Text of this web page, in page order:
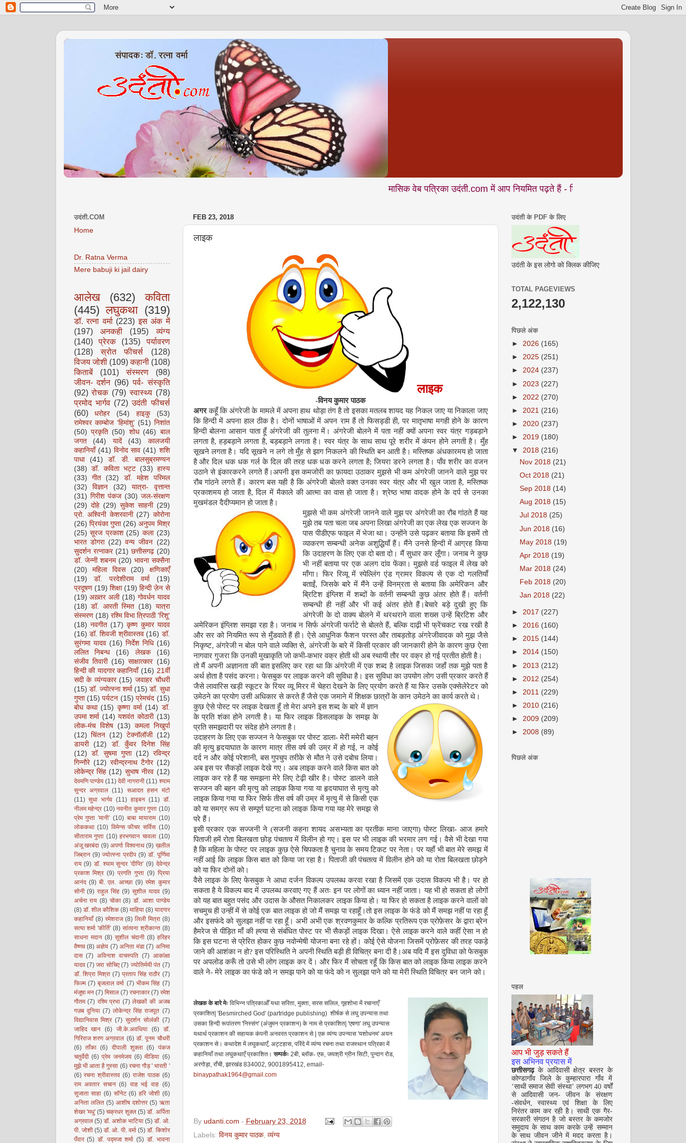
मासिक वेब पत्रिका उदंती.com में आप नियमित पढ़ते हैं - शिक्षा • समाज • कला- संस्कृति • पर्यावरण
FEB 23, 2018
लाइक
लाइक
-विनय कुमार पाठक
अगरकहूँ कि अंगरेजी के मामले में अपना हाथ थोड़ा तंग है तो इसका मतलब शायद यह निकल जाए या निकाला जाए
कि हिन्दी में अपना हाल ठीक है। दोनों भाषाओं में अपन राम हैं तो फिसड्डी ही, पर मातृभाषा मगही होने के कारण
हिन्दी बोलना आसान पाता हूँ अंगरेजी की तुलना में। अंगरेजी बोलने में पता नहीं क्यों अपना स्वर यंत्र गड़बड़ाने
लगता है,हड़बड़ाने लगता है,बड़बड़ाने लगता है। स्वर यंत्र के साथ साथ पूरे शरीर में कंपन होने लगती है। मुँह
सूखने लगता है। यदि सूखने न लगे तो मुँह से झाग निकलने की स्थिति बन आती है। मस्तिष्क अंधकारमय हो जाता
है और दिल धक धक गर्ल के दिल की तरह धक धक करने लगता है;जियरा डरने लगता है। पाँव शरीर का वजन
उठाने से इंकारकरने लगते हैं।अपनी इस कमजोरी का फ़ायदा उठाकर मुझसे भी कम अंगरेजी जानने वाले मुझ पर
रौब गांठने लगते हैं। कारण बस यही है कि अंगरेजी बोलते वक्त उनका स्वर यंत्र और भी खुल जाता है,मस्तिष्क
प्रकाशमय हो जाता है,दिल में मैकाले की आत्मा का वास हो जाता है। श्रेष्ठ भाषा वादक होने के दर्प से उनका
मुखमंडल दैदीप्यमान हो जाता है।
मुझसे भी कम अंगरेजी जानने वाले मुझ पर अंगरेजी का रौब गांठते हैं यह
मुझे तब पता चला जब अपना लिखा अंगरेजी का एक लेख एक सज्जन के
पास पीडीएफ फाइल में भेजा था। उन्होंने उसे पढ़कर बताया कि इसमें तो
व्याकरण सम्बन्धी अनेक अशुद्धियाँ हैं। मैंने उनसे हिन्दी में आग्रह किया
कि उदाहरण के लिए एक दो बता दो। मैं सुधार कर लूँगा। जनाब ने कुछ
भी नहीं बताया पर एक अलग दांव फेंका। मुझसे वर्ड फाइल में लेख को
माँगा। फिर रिव्यू में स्पेल्लिंग एंड ग्रामर विकल्प से एक दो गलतियाँ
बताईं, जिसके बारे में मैंने उन्हें विनम्रता से बताया कि अमेरिकन और
ब्रिटिश इंग्लिश में शब्दों के वर्तनी सम्बन्धी कुछ अंतर होते हैं। वर्तनी
सम्बन्धी ही नहीं और भी कई अंतर होते हैं।बेचारे बड़े दुखी हुए कि
अंगरेजी के दो वाक्य बोलने में थरथराने वाला शख्स उन्हें ब्रिटिश और
अमेरिकन इंग्लिश समझा रहा है। जनाब न सिर्फ अंगरेजी फर्राटे से बोलते हैं, बल्कि दाढ़ी भी फ्रेंचकट रख रखी है
और सर को नियमित रूप से मुँडवाते हैं ही। ऐसे आधुनिक फैशन परस्त और ताबड़तोड़ अंगरेजीवादक को मुझ जैसे
निकृष्ट, अंगरेजी न बोल पाने वाले व्यक्ति से, अंगरेजी के बारे में किसी प्रकार की जानकारी होने के कारण कुछ ऐसा
नागवार गुजरा कि उनकी मुखाकृति जो कभी-कभार वक्र होती थी अब स्थायी तौर पर वक्र हो गई प्रतीत होती है।
तो मैं अपनी अज्ञानता की बात इसलिए कर रहा था कि अंगरेजी में एक शब्द है लाइक जिसका जहाँ तक मुझे पता है
अर्थ होता है पसंद करना। फेसबुक पर लाइक करने की सुविधा है। इस सुविधा का उपयोग लोग उसी प्रकार करते हैं
जैसे लावारिस खड़ी स्कूटर के रियर व्यू मिरर में चेहरा देखने के लिए प्रयोग करते हैं या फिर उसके एक्सेलेरेटर को
उमेठने का प्रयोग उसी अधिकार से करते हैं जैसे एक जमाने में शिक्षक छात्रों के कान उमेठने का कार्य करते थे।
कुछ ऐसे पोस्ट पर लाइक देखता हूँ तो मेरा अपने इस शब्द के बारे में ज्ञान
के प्रति शंका होने लगती है। या फिर लाइक डिसलाइक के समझ के
प्रति समझदारी पर संदेह होने लगता है।
उदाहरण के लिए एक सज्जन ने फेसबुक पर पोस्ट डाला-मेरी ममेरी बहन
की मृत्यु हृदयाघात के कारण मात्र तीस वर्ष की उम्र में हो गई,न कोई
दर्द न और कोई परेशानी,बस गुपचुप तरीके से मौत ने उसे दबोच लिया।
अब इस पर सैकड़ों लाइक देखे गए। अब लाइक करने वाले किस बात को
लाइक कर रहे हैं यह समझना मेरे लिए टेढ़ी खीर है। पोस्ट डालने वाले
सज्जन की बहन की मृत्यु को लाइक किया गया या हृदयाघात से मृत्यु को
लाइक किया गया या फिर सिर्फ तीस वर्ष की उम्र में मृत्यु में से किसी एक
को या समग्र रूप से सम्पूर्ण घटना को लाइक किया गया यह मेरे समझ से
परे हैं।
इसी प्रकार एक सज्जनी ने (सजनी कहना शायद असभ्यता का प्रतीक माना जाएगा)पोस्ट लिखा- आज हमारे
पिताजी हमें रोता बिलखता छोड़ पंचतत्व में विलीन हो गए। इस पर भी लाइक की भरमार लग गई। वैसे भी देखा गया
है कि महिला के पोस्ट पर लाइक कुछ ऐसे चिपकता है चुनाव के समय टिकट पर नेता। पर यहाँ भी बात मेरे समझ में
नहीं आई कि लाइक किस बात को किया जा रहा है। पिताजी की पंचतत्व में विलीन होने को या रोता बिलखता छोड़ने
को या फिर दोनों को।
वैसे लाइक के लिए फेसबुक ने आधा दर्जन विकल्प उपलब्ध करवा रखा है जिसमें एक उदास विकल्प भी है। पर हो
सकता है ये विकल्प बाद में उपलब्ध करवाए गए हैं अतः इन पर लोगों का ध्यान नहीं जाता। यह भी हो सकता हो लोगों
को यह बात बहुत पसंद और उदास के औसत निकालकर लाइक किया हो। या फिर हो सकता है लाइक करने वालों को
सचमुच ही उन्हीं में से कोई एक बात लाइक हो जो मैं समझ पा रहाहूँ।तो इस लाइक के फंडे को मैं समझ नहीं पा रहा हूँ
और इसफंदे को सुलझा नहीं पा रहा हूँ। अभी अभी एक श्रवणकुमार के कल्कि प्रतिरूप एक प्रोफ़ेसर के द्वारा ब्रेन
हैमरेज से पीड़ित माँ की ह्त्या से संबंधित पोस्ट पर भी सैकड़ों लाइक दिखा। ऐसे लाइक करने वाले कहीं ऐसा न हो
कि इस घटना से प्रेरित होकर कुछ नवोन्मेषी योजना बना रहे हों। कोई ऐसे योजना जिसमें प्रोफ़ेसर की तरह पकड़े
जाने की आशंका न हो?इस परिस्थिति ने अपनी स्थिति बड़ी ही विचित्र बना दी है।अब यदि मैं इस दुविधा को फेसबुक
पर अपलोड करूँ तो उसे भी लोग लाइक कर दें। और फिर मैं सोचता रहूँ कि किस बात को लाइक किया लाइक करने
वाले ने-मेरे लाइक का फंडे को न समझ पाने को या फंदे को न सुलझा पाने को या मेरी स्थिति विचित्र बन जाने को।
लेखक के बारे मेः विभिन्न पत्रिकाओँ यथा सरिता, मुक्ता, सरस सलिल, गृहशोभा में रचानाएँ
प्रकाशित| 'Besmirched God' (partridge publishing) शीर्षक से लघु उपन्यास तथा
उसका हिन्दी रूपांतरण'निस्संग' (अंजुमन प्रकाशन) के नाम से प्रकाशित| 'एषणा' लघु उपन्यास
यथार्थ प्रकाशन की सहायक कंपनी अनवरत प्रकाशन से
एक व्यंग्य उपन्यास 'यशोधनम' अयन
प्रकाशन से। कथादेश में लघुकथाएँ, अट्टहास, परिंदे में व्यंग्य रचना तथा राजस्थान पत्रिका में
कहानियाँ तथा लघुकथाएँ प्रकाशित। सम्पर्कः 2बी, ब्लॉक- एफ, जयश्री ग्रीन सिटी, पुन्दाग रोड,
अरगोड़ा, राँची, झारखंड834002, 9001895412, email-
binaypathak1964@gmail.com
By udanti.com - February 23, 2018
Labels: विनय कुमार पाठक, व्यंग्य
उदंती.COM
Home
Dr. Ratna Verma
Mere babuji ki jail dairy
आलेख (632)
कविता
(445) लघुकथा (319)
डॉ. रत्ना वर्मा (223) इस अंक में
(197)
अनकही (195)
व्यंग्य
(140)
प्रेरक (135)
पर्यावरण
(128)
स्रोत फीचर्स
(128)
विजय जोशी (109) कहानी (108)
किताबें
(101) संस्मरण
(98)
जीवन- दर्शन (96) पर्व- संस्कृति
(92) रोचक (79) स्वास्थ्य (78)
प्रमोद भार्गव (72) उदंती फीचर्स
(60)
धरोहर (54) हाइकु
(53)
रामेश्वर काम्बोज ‘हिमांशु’ (51) निशांत
(50) प्रकृति (50) शोध (46) बाल
जगत
(44) यादें (43)
कालजयी
कहानियाँ (41) विनोद साव (41) शशि
पाधा
(41)
डॉ. डी. बालसुब्रमण्यन
(38) डॉ. कविता भट्ट (33) हास्य
(33)
गीत (32)
डॉ. महेश परिमल
(32)
विज्ञान (32)
यात्रा- वृत्तान्त
(31) गिरीश पंकज (30) जल-संरक्षण
(29) दोहे (29) सुकेश साहनी (29)
प्रो. अश्विनी केशरवानी (27) कोरोना
(26) प्रियंका गुप्ता (26) अनुपम मिश्र
(25) सूरज प्रकाश (25) कला (23)
भारत डोगरा (22) वन्य जीवन (22)
सुदर्शन रत्नाकर (21) छत्तीसगढ़ (20)
डॉ. जेन्नी शबनम (20) भावना सक्सैना
(20)
महिला दिवस (20)
क्षणिकाएँ
(19)
डॉ. परदेशीराम वर्मा
(19)
प्रदूषण (19) शिक्षा (19) हिन्दी ज़ेन से
(19) अख़्तर अली (18) गोवर्धन यादव
(18) डॉ. आरती स्मित (18) यात्रा
संस्मरण (18) रश्मि विभा त्रिपाठी 'रिशू'
(18) नवगीत (17) कृष्ण कुमार यादव
(16) डॉ. शिवजी श्रीवास्तव (16) डॉ.
सुरंगमा यादव (16) निर्देश निधि (16)
ललित निबन्ध
(16) लेखक
(16)
संजीव तिवारी (16) साक्षात्कार (16)
हिन्दी की यादगार कहानियाँ (16) 21वीं
सदी के व्यंग्यकार (15) जवाहर चौधरी
(15) डॉ. ज्योत्स्ना शर्मा (15) डॉ. सुधा
गुप्ता (15) पर्यटन (15) प्रेमचंद (15)
बोध कथा (15) कृष्णा वर्मा (14) डॉ.
उपमा शर्मा (14) यशवंत कोठारी (13)
लोक-मंच विशेष
(13) कमला निखुर्पा
(12) चिंतन (12) टेक्नॉलॉजी
(12)
डायरी
(12)
डॉ. कुँवर दिनेश सिंह
(12) डॉ. सुषमा गुप्ता (12) रविन्द्र
गिन्नौरे (12) रवीन्द्रनाथ टैगोर (12)
लोकेन्द्र सिंह (12) सुभाष नीरव (12)
देवमणि पाण्डेय (11) देवी नागरानी (11) श्याम
सुन्दर अग्रवाल (11) सआदत हसन मंटो
(11) सुधा भार्गव (11) हाइबन (11) डॉ.
नीलम महेन्द्र (10) नवनीत कुमार गुप्ता (10)
प्रेम गुप्ता 'मानी’ (10) बाबा मायाराम (10)
लोककथा (10) विमेन्स फीचर सर्विस (10)
सीताराम गुप्ता (10) हरभगवान चावला (10)
अंजू खरबंदा (9) अपर्णा विश्वनाथ (9) ख़लील
जिब्रान (9) ज्योत्स्ना प्रदीप (9) डॉ. पूर्णिमा
राय (9) डॉ. श्याम सुन्दर 'दीप्ति' (9) देवेन्द्र
प्रकाश मिश्र (9) प्रगति गुप्ता (9) प्रिया
आनंद (9) बी. एल. आच्छा (9) रमेश कुमार
सोनी (9) राहुल सिंह (9) सुशील यादव (9)
अर्चना राय (8) चोका (8) डॉ. आशा पाण्डेय
(8) डॉ. शील कौशिक (8) माहिया (8) यादगार
कहानियाँ (8) रमेशराज (8) लिली मित्रा (8)
सत्या शर्मा 'कीर्ति' (8) सांत्वना श्रीकान्त (8)
साधना मदान (8) सुशील चंदानी (8) हरिहर
वैष्णव (8) अज्ञेय (7) अनिता मंडा (7) अनिमा
दास (7) अविनाश वाचस्पति (7) आकांक्षा
यादव (7) जरा सोचिए (7) ज्योतिर्मयी पंत (7)
डॉ. शिप्रा मिश्रा (7) प्रताप सिंह राठौर (7)
फिल्म (7) बृजलाल वर्मा (7) भीकम सिंह (7)
मंजूषा मन (7) मिसाल (7) रचनाकार (7) रमेश
गौतम (7) रश्मि प्रभा (7) लेखकों की अजब
गज़ब दुनिया (7) लोकेन्द्र सिंह राजपूत (7)
विद्यानिवास मिश्र (7) सुदर्शन सोलंकी (7)
जाहिद खान (6) जी.के.अवधिया (6) डॉ.
गिरिराज शरण अग्रवाल (6) डॉ. पूनम चौधरी
(6) ताँका (6) दीपाली शुक्ला (6) पंकज
चतुर्वेदी (6) प्रेम जनमेजय (6) मीडिया (6)
मुझे भी आता है गुस्सा (6) रचना गौड़ ' भारती '
(6) रचना श्रीवास्तव (6) राजेश पाठक (6)
राम अवतार सचान (6) वाह भई वाह (6)
सुजाता साहा (6) सॉनेट (6) हरि जोशी (6)
अनिता ललित (5) आशीष दशोत्तर (5) ऋता
शेखर 'मधु' (5) चक्रधर शुक्ल (5) डॉ. अर्पिता
अग्रवाल (5) डॉ. अशोक भाटिया (5) डॉ. ओ.
पी. जोशी (5) डॉ. ओ. पी. वर्मा (5) डॉ. किशोर
पँवार (5) डॉ. पद्मजा शर्मा (5) डॉ. भावना
उदंती के PDF के लिए
उदंती के इस लोगो को क्लिक कीजिए
TOTAL PAGEVIEWS
2,122,130
पिछले अंक
► 2026 (165)
► 2025 (251)
► 2024 (237)
► 2023 (227)
► 2022 (270)
► 2021 (216)
► 2020 (237)
► 2019 (180)
▼ 2018 (216)
Nov 2018 (21)
Oct 2018 (21)
Sep 2018 (14)
Aug 2018 (15)
Jul 2018 (25)
Jun 2018 (16)
May 2018 (19)
Apr 2018 (19)
Mar 2018 (24)
Feb 2018 (20)
Jan 2018 (22)
► 2017 (227)
► 2016 (160)
► 2015 (144)
► 2014 (150)
► 2013 (212)
► 2012 (254)
► 2011 (229)
► 2010 (216)
► 2009 (209)
► 2008 (89)
पिछले अंक
अगस्त 2008
सितम्बर 2008
पहल
आप भी जुड़ सकते हैं
इस अभिनव प्रयास में
छत्तीसगढ़के आदिवासी क्षेत्र बस्तर के
कोण्डागाँव जिले के कुम्हारपारा गाँव में
‘साथी समाज सेवी संस्था’ लगभग 40 वर्षों
से आदिवासी जन- जीवन के संरक्षण
-संवर्धन, स्वास्थ्य एवं शिक्षा के लिए
निरंतर काम कर रही है। साथी एक गैर-
सरकारी संगठन है जो बस्तर के कमजोर
समुदाय के साथ काम करके उन्हें सम्मान
के साथ जीवन जीने में मदद करता है।